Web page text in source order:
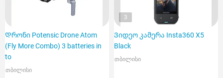
Დრონი Potensic Drone Atom
(Fly More Combo) 3 batteries in
to
თბილისი
3
Ვიდეო კამერა Insta360 X5
Black
თბილისი